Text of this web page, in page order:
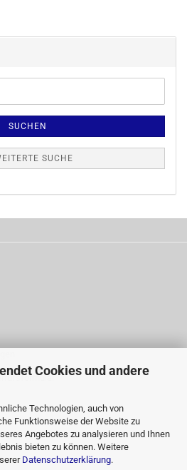
Cookies und andere
Technologien, auch von
Funktionsweise der Website zu
Angebotes zu analysieren und Ihnen
bieten zu können. Weitere
Datenschutzerklärung.
SUCHEN
SUCHE